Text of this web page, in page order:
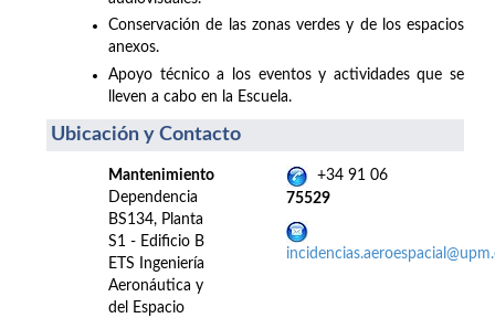
Conservación de las zonas verdes y de los espacios
anexos.
Apoyo técnico a los eventos y actividades que se
lleven a cabo en la Escuela.
Ubicación y Contacto
Mantenimiento
Dependencia
BS134, Planta
S1 - Edificio B
ETS Ingeniería
Aeronáutica y
del Espacio
+34 91 06
75529